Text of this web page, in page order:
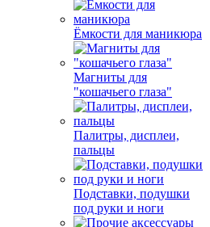
Ёмкости для маникюра
Магниты для
"кошачьего глаза"
Палитры, дисплеи,
пальцы
Подставки, подушки
под руки и ноги